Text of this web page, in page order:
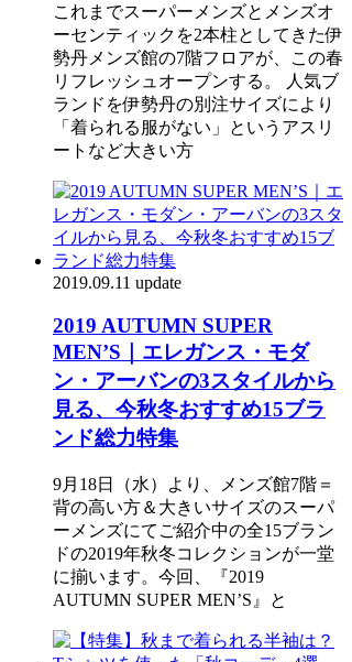
これまでスーパーメンズとメンズオ
ーセンティックを2本柱としてきた伊
勢丹メンズ館の7階フロアが、この春
リフレッシュオープンする。 人気ブ
ランドを伊勢丹の別注サイズにより
「着られる服がない」というアスリ
ートなど大きい方
2019.09.11 update
2019 AUTUMN SUPER
MEN’S｜エレガンス・モダ
ン・アーバンの3スタイルから
見る、今秋冬おすすめ15ブラ
ンド総力特集
9月18日（水）より、メンズ館7階＝
背の高い方＆大きいサイズのスーパ
ーメンズにてご紹介中の全15ブラン
ドの2019年秋冬コレクションが一堂
に揃います。今回、『2019
AUTUMN SUPER MEN’S』と